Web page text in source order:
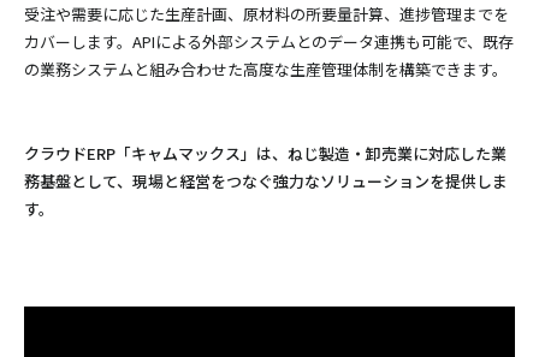
受注や需要に応じた生産計画、原材料の所要量計算、進捗管理までを
カバーします。APIによる外部システムとのデータ連携も可能で、既存
の業務システムと組み合わせた高度な生産管理体制を構築できます。
クラウドERP「キャムマックス」は、ねじ製造・卸売業に対応した業
務基盤として、現場と経営をつなぐ強力なソリューションを提供しま
す。